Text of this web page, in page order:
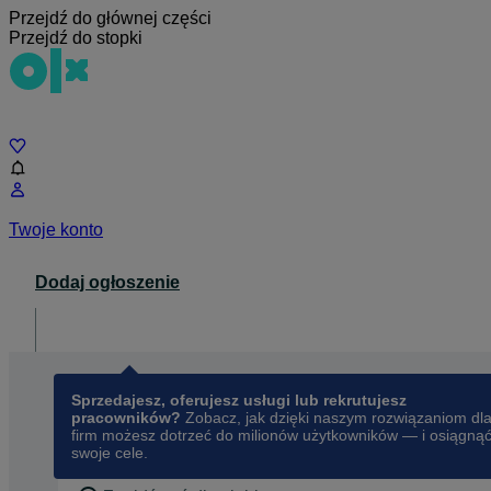
Przejdź do głównej części
Przejdź do stopki
Twoje konto
Dodaj ogłoszenie
Sprzedajesz, oferujesz usługi lub rekrutujesz
pracowników? Zobacz, jak dzięki naszym rozwiązaniom dla
firm możesz dotrzeć do milionów użytkowników — i osiągnąć
swoje cele.